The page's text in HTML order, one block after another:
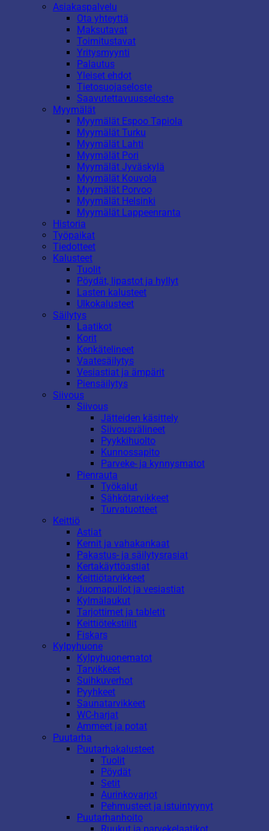
Asiakaspalvelu
Ota yhteyttä
Maksutavat
Toimitustavat
Yritysmyynti
Palautus
Yleiset ehdot
Tietosuojaseloste
Saavutettavuusseloste
Myymälät
Myymälät Espoo Tapiola
Myymälät Turku
Myymälät Lahti
Myymälät Pori
Myymälät Jyväskylä
Myymälät Kouvola
Myymälät Porvoo
Myymälät Helsinki
Myymälät Lappeenranta
Historia
Työpaikat
Tiedotteet
Kalusteet
Tuolit
Pöydät, lipastot ja hyllyt
Lasten kalusteet
Ulkokalusteet
Säilytys
Laatikot
Korit
Kenkätelineet
Vaatesäilytys
Vesiastiat ja ämpärit
Piensäilytys
Siivous
Siivous
Jätteiden käsittely
Siivousvälineet
Pyykkihuolto
Kunnossapito
Parveke- ja kynnysmatot
Pienrauta
Työkalut
Sähkötarvikkeet
Turvatuotteet
Keittiö
Astiat
Kernit ja vahakankaat
Pakastus- ja säilytysrasiat
Kertakäyttöastiat
Keittiötarvikkeet
Juomapullot ja vesiastiat
Kylmälaukut
Tarjottimet ja tabletit
Keittiötekstiilit
Fiskars
Kylpyhuone
Kylpyhuonematot
Tarvikkeet
Suihkuverhot
Pyyhkeet
Saunatarvikkeet
WC-harjat
Ammeet ja potat
Puutarha
Puutarhakalusteet
Tuolit
Pöydät
Setit
Aurinkovarjot
Pehmusteet ja istuintyynyt
Puutarhanhoito
Ruukut ja parvekelaatikot